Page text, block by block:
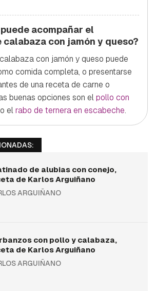
acompañar el
con jamón y queso?
con jamón y queso puede
comida completa, o presentarse
de una receta de carne o
buenas opciones son elpollo con
o elrabo de ternera en escabeche.
de alubias con conejo,
de Karlos Arguiñano
ARGUIÑANO
con pollo y calabaza,
de Karlos Arguiñano
ARGUIÑANO